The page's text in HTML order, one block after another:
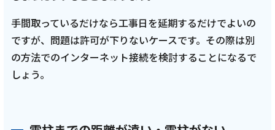
手間取っているだけなら工事日を延期するだけでよいの
ですが、問題は許可が下りないケースです。その際は別
の方法でのインターネット接続を検討することになるで
しょう。